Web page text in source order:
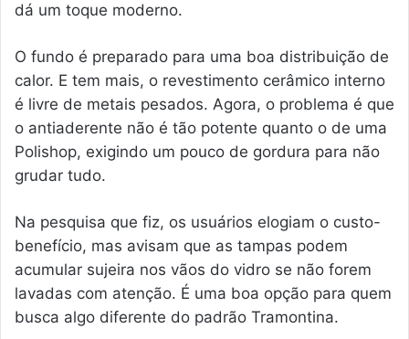
dá um toque moderno.
O fundo é preparado para uma boa distribuição de
calor. E tem mais, o revestimento cerâmico interno
é livre de metais pesados. Agora, o problema é que
o antiaderente não é tão potente quanto o de uma
Polishop, exigindo um pouco de gordura para não
grudar tudo.
Na pesquisa que fiz, os usuários elogiam o custo-
benefício, mas avisam que as tampas podem
acumular sujeira nos vãos do vidro se não forem
lavadas com atenção. É uma boa opção para quem
busca algo diferente do padrão Tramontina.